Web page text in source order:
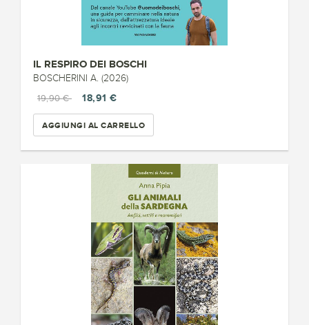
IL RESPIRO DEI BOSCHI
BOSCHERINI A. (2026)
19,90 €
18,91 €
AGGIUNGI AL CARRELLO